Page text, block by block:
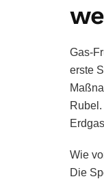
Gas-
erste
Wie
Die